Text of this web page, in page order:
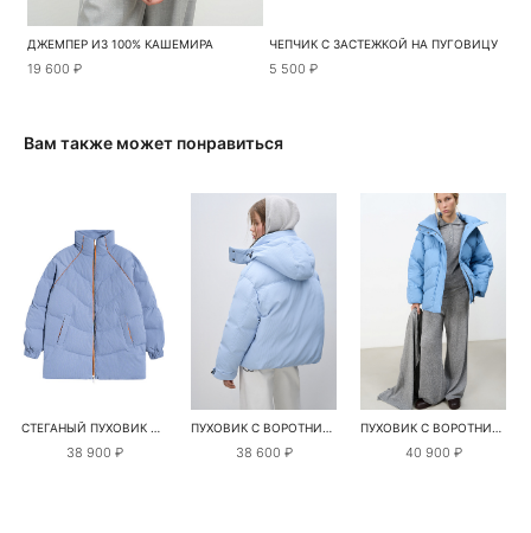
ДЖЕМПЕР ИЗ 100% КАШЕМИРА
19 600 ₽
ЧЕПЧИК С ЗАСТЕЖКОЙ НА ПУГОВИЦУ
5 500 ₽
Вам также может понравиться
СТЕГАНЫЙ ПУХОВИК ИЗ ТЕКСТУРНОГО НЕЙЛОНА
38 900 ₽
ПУХОВИК С ВОРОТНИКОМ-СТОЙКОЙ И КАПЮШОНОМ
38 600 ₽
ПУХОВИК С ВОРОТНИКОМ-СТОЙКОЙ
40 900 ₽